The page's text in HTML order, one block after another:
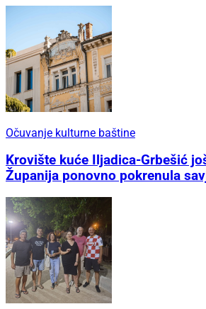
Očuvanje kulturne baštine
Krovište kuće Iljadica-Grbešić
Županija ponovno pokrenula